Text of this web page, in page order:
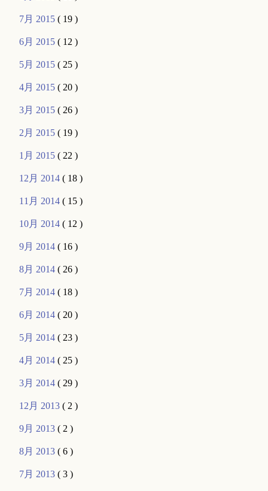
7月 2015( 19 )
6月 2015( 12 )
5月 2015( 25 )
4月 2015( 20 )
3月 2015( 26 )
2月 2015( 19 )
1月 2015( 22 )
12月 2014( 18 )
11月 2014( 15 )
10月 2014( 12 )
9月 2014( 16 )
8月 2014( 26 )
7月 2014( 18 )
6月 2014( 20 )
5月 2014( 23 )
4月 2014( 25 )
3月 2014( 29 )
12月 2013( 2 )
9月 2013( 2 )
8月 2013( 6 )
7月 2013( 3 )